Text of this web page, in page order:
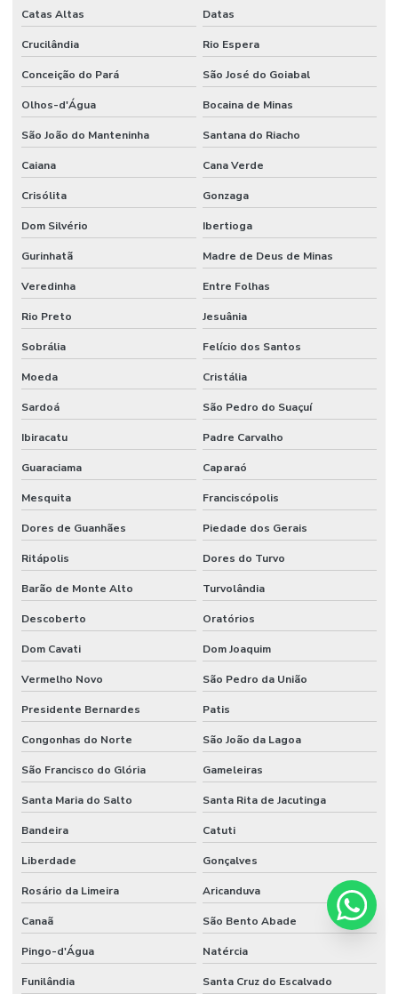
Catas Altas Datas
Crucilândia Rio Espera
Conceição do Pará São José do Goiabal
Olhos-d'Água Bocaina de Minas
São João do Manteninha Santana do Riacho
Caiana Cana Verde
Crisólita Gonzaga
Dom Silvério Ibertioga
Gurinhatã Madre de Deus de Minas
Veredinha Entre Folhas
Rio Preto Jesuânia
Sobrália Felício dos Santos
Moeda Cristália
Sardoá São Pedro do Suaçuí
Ibiracatu Padre Carvalho
Guaraciama Caparaó
Mesquita Franciscópolis
Dores de Guanhães Piedade dos Gerais
Ritápolis Dores do Turvo
Barão de Monte Alto Turvolândia
Descoberto Oratórios
Dom Cavati Dom Joaquim
Vermelho Novo São Pedro da União
Presidente Bernardes Patis
Congonhas do Norte São João da Lagoa
São Francisco do Glória Gameleiras
Santa Maria do Salto Santa Rita de Jacutinga
Bandeira Catuti
Liberdade Gonçalves
Rosário da Limeira Aricanduva
Canaã São Bento Abade
Pingo-d'Água Natércia
Funilândia Santa Cruz do Escalvado